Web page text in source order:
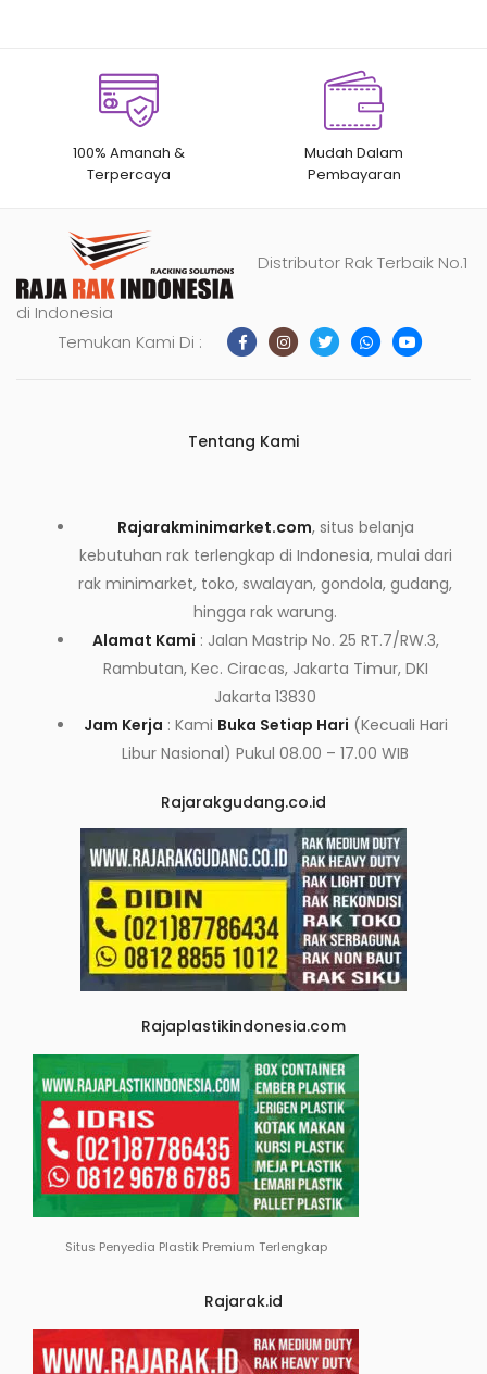
100% Amanah &
Terpercaya
Mudah Dalam
Pembayaran
Distributor Rak Terbaik No.1
di Indonesia
Temukan Kami Di :
Tentang Kami
Rajarakminimarket.com, situs belanja
kebutuhan rak terlengkap di Indonesia, mulai dari
rak minimarket, toko, swalayan, gondola, gudang,
hingga rak warung.
Alamat Kami : Jalan Mastrip No. 25 RT.7/RW.3,
Rambutan, Kec. Ciracas, Jakarta Timur, DKI
Jakarta 13830
Jam Kerja : Kami Buka Setiap Hari (Kecuali Hari
Libur Nasional) Pukul 08.00 – 17.00 WIB
Rajarakgudang.co.id
Rajaplastikindonesia.com
Situs Penyedia Plastik Premium Terlengkap
Rajarak.id